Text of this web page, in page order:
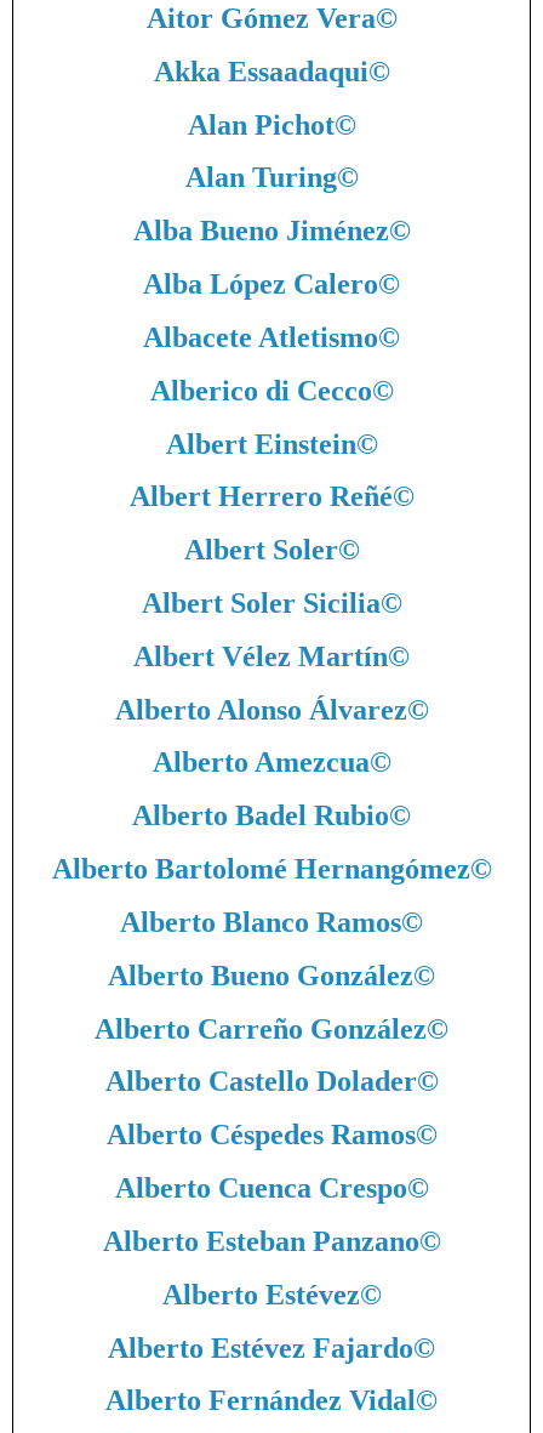
Aitor Gómez Vera©
Akka Essaadaqui©
Alan Pichot©
Alan Turing©
Alba Bueno Jiménez©
Alba López Calero©
Albacete Atletismo©
Alberico di Cecco©
Albert Einstein©
Albert Herrero Reñé©
Albert Soler©
Albert Soler Sicilia©
Albert Vélez Martín©
Alberto Alonso Álvarez©
Alberto Amezcua©
Alberto Badel Rubio©
Alberto Bartolomé Hernangómez©
Alberto Blanco Ramos©
Alberto Bueno González©
Alberto Carreño González©
Alberto Castello Dolader©
Alberto Céspedes Ramos©
Alberto Cuenca Crespo©
Alberto Esteban Panzano©
Alberto Estévez©
Alberto Estévez Fajardo©
Alberto Fernández Vidal©